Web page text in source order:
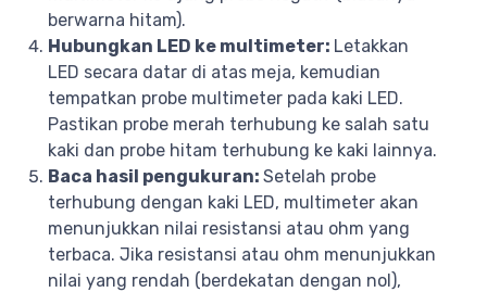
berwarna hitam).
Hubungkan LED ke multimeter: Letakkan
LED secara datar di atas meja, kemudian
tempatkan probe multimeter pada kaki LED.
Pastikan probe merah terhubung ke salah satu
kaki dan probe hitam terhubung ke kaki lainnya.
Baca hasil pengukuran: Setelah probe
terhubung dengan kaki LED, multimeter akan
menunjukkan nilai resistansi atau ohm yang
terbaca. Jika resistansi atau ohm menunjukkan
nilai yang rendah (berdekatan dengan nol),